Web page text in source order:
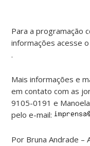
Para a programação
informações acesse
.
Mais informações e
em contato com as
9105-0191 e
pelo e-mail:
Por Bruna Andrade –